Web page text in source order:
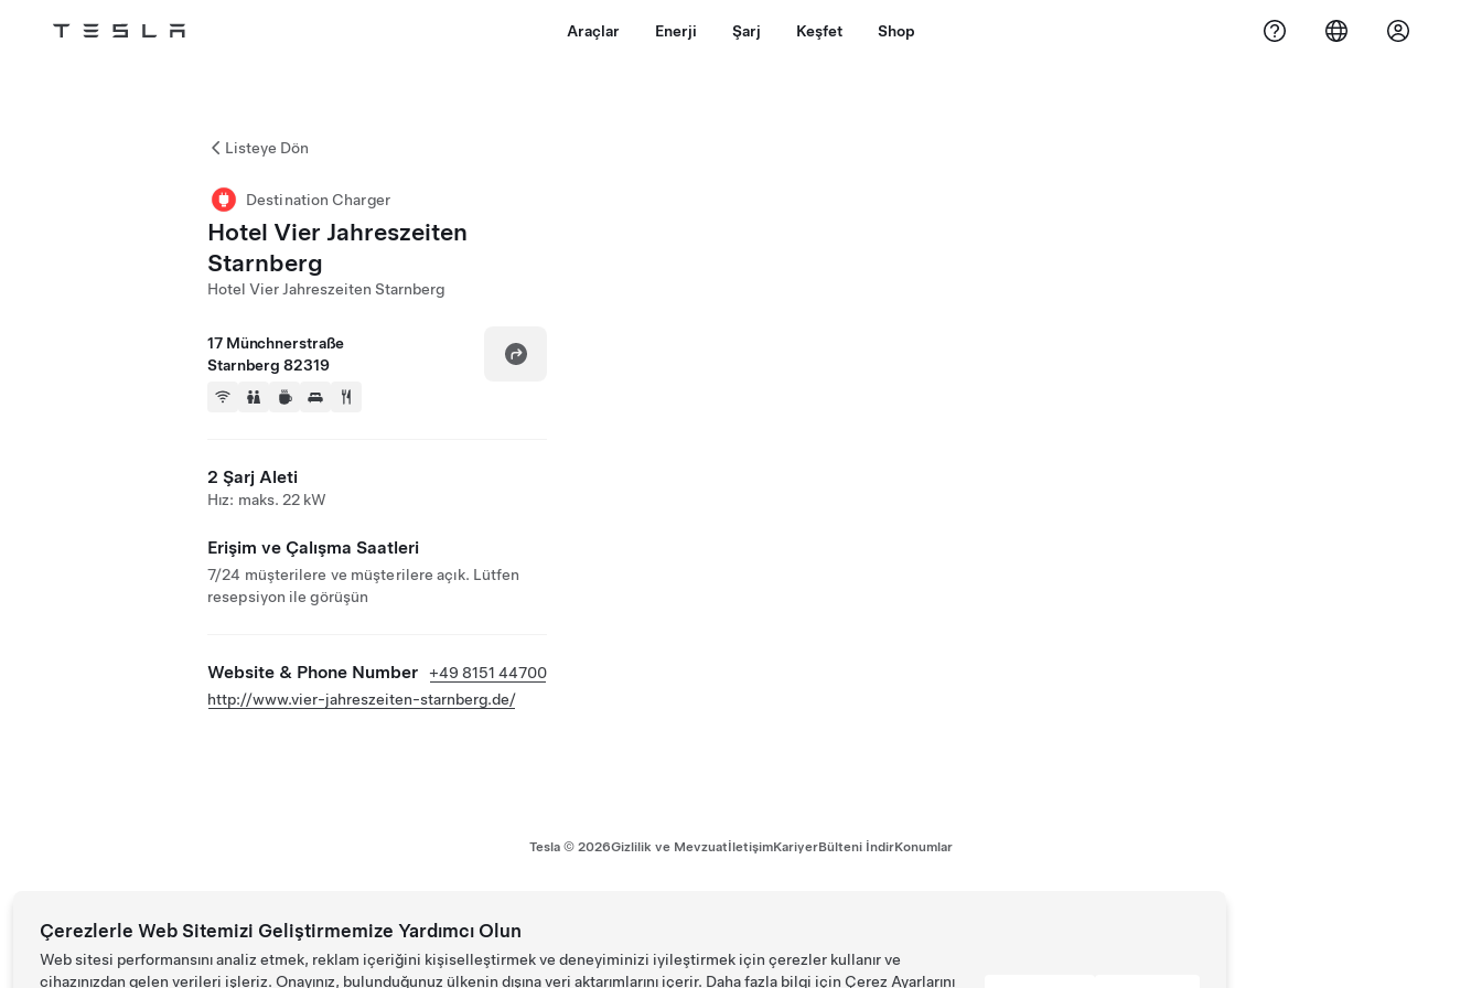
Tesla Araçlar Enerji Şarj Keşfet Shop
Listeye Dön
Destination Charger
Hotel Vier Jahreszeiten
Starnberg
Hotel Vier Jahreszeiten Starnberg
17 Münchnerstraße
Starnberg 82319
2 Şarj Aleti
Hız: maks. 22 kW
Erişim ve Çalışma Saatleri
7/24 müşterilere ve müşterilere açık. Lütfen
resepsiyon ile görüşün
Website & Phone Number
+49 8151 44700
http://www.vier-jahreszeiten-starnberg.de/
Tesla © 2026Gizlilik ve MevzuatİletişimKariyerBülteni İndirKonumlar
Çerezlerle Web Sitemizi Geliştirmemize Yardımcı Olun
Web sitesi performansını analiz etmek, reklam içeriğini kişiselleştirmek ve deneyiminizi iyileştirmek için çerezler kullanır ve
cihazınızdan gelen verileri işleriz. Onayınız, bulunduğunuz ülkenin dışına veri aktarımlarını içerir. Daha fazla bilgi için Çerez Ayarlarını